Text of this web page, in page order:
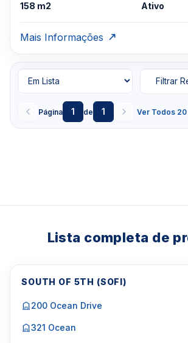
158 m2 Ativo
Mais Informações
Página 1 de 1 Ver Todos
Filtrar
Lista completa de
SOUTH OF 5TH (SOFI)
200 Ocean Drive
321 Ocean